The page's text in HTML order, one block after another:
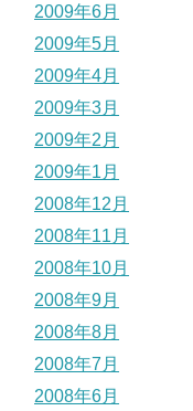
2009年6月
2009年5月
2009年4月
2009年3月
2009年2月
2009年1月
2008年12月
2008年11月
2008年10月
2008年9月
2008年8月
2008年7月
2008年6月